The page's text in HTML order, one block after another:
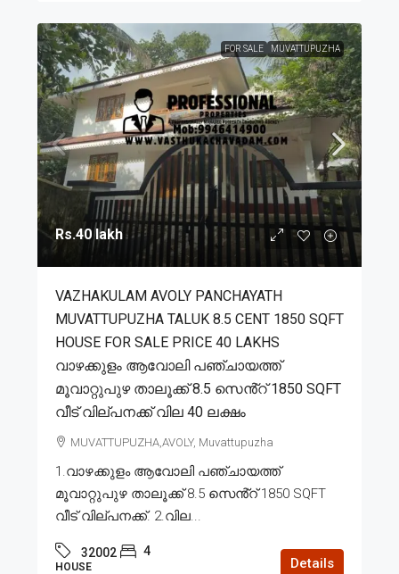
FOR SALE MUVATTUPUZHA
Rs.40 lakh
VAZHAKULAM AVOLY PANCHAYATH
MUVATTUPUZHA TALUK 8.5 CENT 1850 SQFT
HOUSE FOR SALE PRICE 40 LAKHS
വാഴക്കുളം ആവോലി പഞ്ചായത്ത്
മൂവാറ്റുപുഴ താലൂക്ക് 8.5 സെൻ്റ് 1850 SQFT
വീട് വില്പനക്ക് വില 40 ലക്ഷം
MUVATTUPUZHA,AVOLY, Muvattupuzha
1.വാഴക്കുളം ആവോലി പഞ്ചായത്ത്
മൂവാറ്റുപുഴ താലൂക്ക് 8.5 സെൻ്റ് 1850 SQFT
വീട് വില്പനക്ക്. 2.വില...
32002 4
HOUSE Details